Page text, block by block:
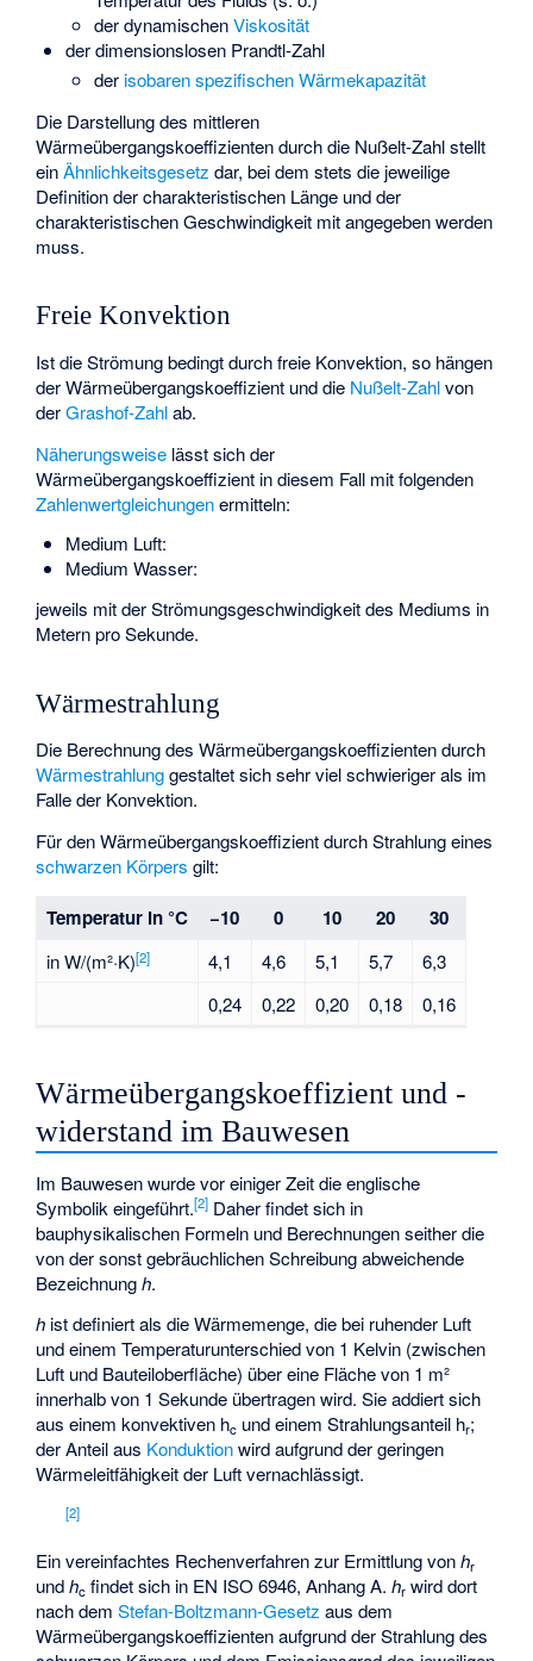
der dynamischenViskosität
der dimensionslosen Prandtl-Zahl
der isobarenspezifischen Wärmekapazität
Die Darstellung des mittleren
Wärmeübergangskoeffizienten durch die Nußelt-Zahl stellt
einÄhnlichkeitsgesetz dar, bei dem stets die jeweilige
Definition der charakteristischen Länge und der
charakteristischen Geschwindigkeit mit angegeben werden
muss.
Freie Konvektion
Ist die Strömung bedingt durchfreie Konvektion, so hängen
der Wärmeübergangskoeffizient und die Nußelt-Zahlvon
derGrashof-Zahlab.
Näherungsweise lässt sich der
Wärmeübergangskoeffizient in diesem Fall mit folgenden
Zahlenwertgleichungenermitteln:
Medium Luft:
Medium Wasser:
jeweils mit der Strömungsgeschwindigkeitdes Mediums in
Metern pro Sekunde.
Wärmestrahlung
Die Berechnung des Wärmeübergangskoeffizienten durch
Wärmestrahlunggestaltet sich sehr viel schwieriger als im
Falle der Konvektion.
Für den Wärmeübergangskoeffizient durch Strahlung eines
schwarzen Körpers gilt:
Temperatur in °C −10 0 10 20 30
in W/(m²·K)[2] 4,1 4,6 5,1 5,7
6,3
0,24
0,22 0,20 0,18 0,16
Wärmeübergangskoeffizient und -
widerstand im Bauwesen
Im Bauwesen wurde vor einiger Zeit die englische
Symbolik eingeführt.[2] Daher findet sich in
bauphysikalischen Formeln und Berechnungen seither die
von der sonst gebräuchlichen Schreibung abweichende
Bezeichnungh.
h ist definiert als die Wärmemenge, die bei ruhender Luft
und einem Temperaturunterschied von 1 Kelvin (zwischen
Luft und Bauteiloberfläche) über eine Fläche von 1 m²
innerhalb von 1 Sekunde übertragen wird. Sie addiert sich
aus einem konvektiven hc und einem Strahlungsanteil hr;
der Anteil aus Konduktionwird aufgrund der geringen
Wärmeleitfähigkeit der Luft vernachlässigt.
[2]
Ein vereinfachtes Rechenverfahren zur Ermittlung vonhr
undhc findet sich in EN ISO 6946, Anhang A.hr wird dort
nach demStefan-Boltzmann-Gesetz aus dem
Wärmeübergangskoeffizienten aufgrund der Strahlung des